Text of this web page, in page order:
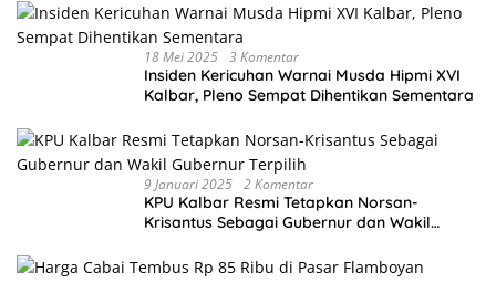
18 Mei 2025 3 Komentar
Insiden Kericuhan Warnai Musda Hipmi XVI
Kalbar, Pleno Sempat Dihentikan Sementara
9 Januari 2025 2 Komentar
KPU Kalbar Resmi Tetapkan Norsan-
Krisantus Sebagai Gubernur dan Wakil